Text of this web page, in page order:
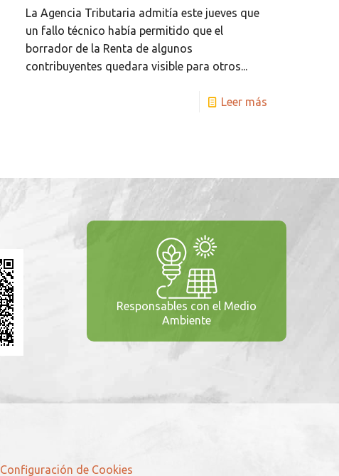
La Agencia Tributaria admitía este jueves que
un fallo técnico había permitido que el
borrador de la Renta de algunos
contribuyentes quedara visible para otros...
Leer más
Responsables con el Medio
Ambiente
Configuración de Cookies